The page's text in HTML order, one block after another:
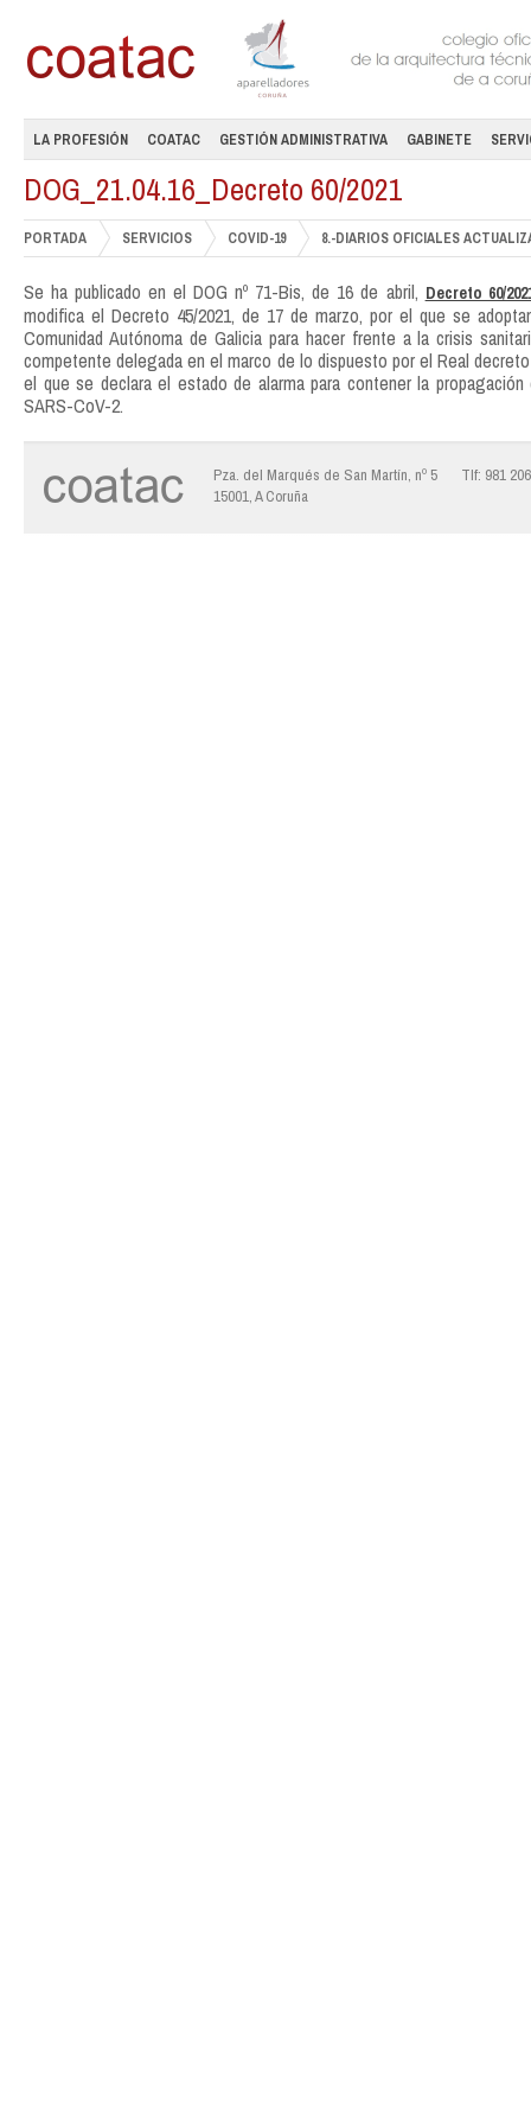
LA PROFESIÓN COATAC GESTIÓN ADMINISTRATIVA GABINETE
DOG_21.04.16_Decreto 60/2021
PORTADA SERVICIOS COVID-19 8.-DIARIOS OFICIALES
Se ha publicado en el DOG nº 71-Bis, de 16 de abril, Decreto 60/
modifica el Decreto 45/2021, de 17 de marzo, por el que se
Comunidad Autónoma de Galicia para hacer frente a la crisis
competente delegada en el marco de lo dispuesto por el Real
el que se declara el estado de alarma para contener la
SARS-CoV-2.
Pza. del Marqués de San Martín, nº 5
15001, A Coruña
Tlf: 981